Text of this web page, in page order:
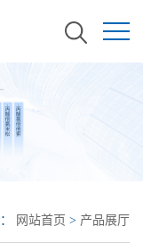
网站首页 > 产品展厅